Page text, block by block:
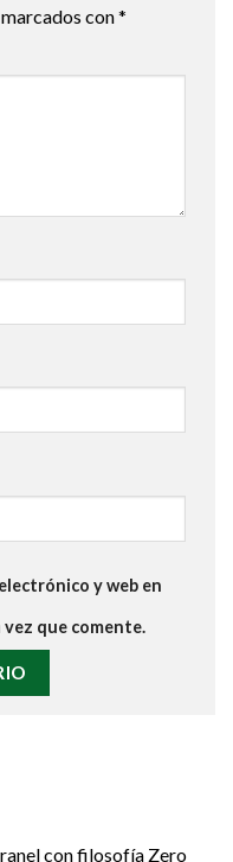
con*
y web en
que comente.
con filosofía Zero